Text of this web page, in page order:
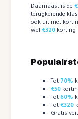
Daarnaast is de
terugkerende
ook uit met
wel€320 korting
Tot 70%
€50
Tot 60%
Tot€320
Gratis